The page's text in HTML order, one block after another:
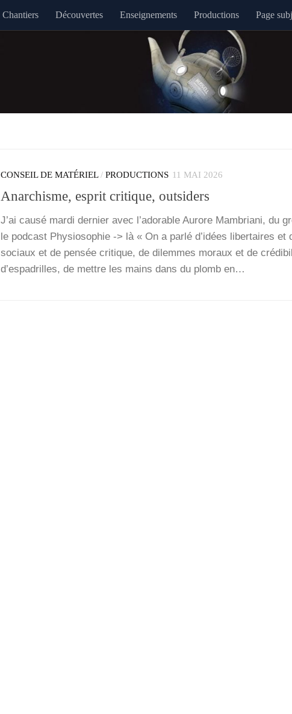
Chantiers Découvertes Enseignements Productions Page
CONSEIL DE MATÉRIEL/ PRODUCTIONS 11 MAI 2026
Anarchisme, esprit critique, outsiders
J’ai cau­sé mar­di der­nier avec l’a­do­rable Aurore Mam­bria­ni, du
le pod­cast Phy­sio­so­phie -> là « On a par­lé d’idées liber­taires et
sociaux et de pen­sée cri­tique, de dilemmes moraux et de
d’espadrilles, de mettre les mains dans du plomb en…